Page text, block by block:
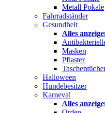
Metall Pokale
Fahrradständer
Gesundheit
Alles
Masken
Pflaster
Halloween
Hundebesitzer
Karneval
Alles